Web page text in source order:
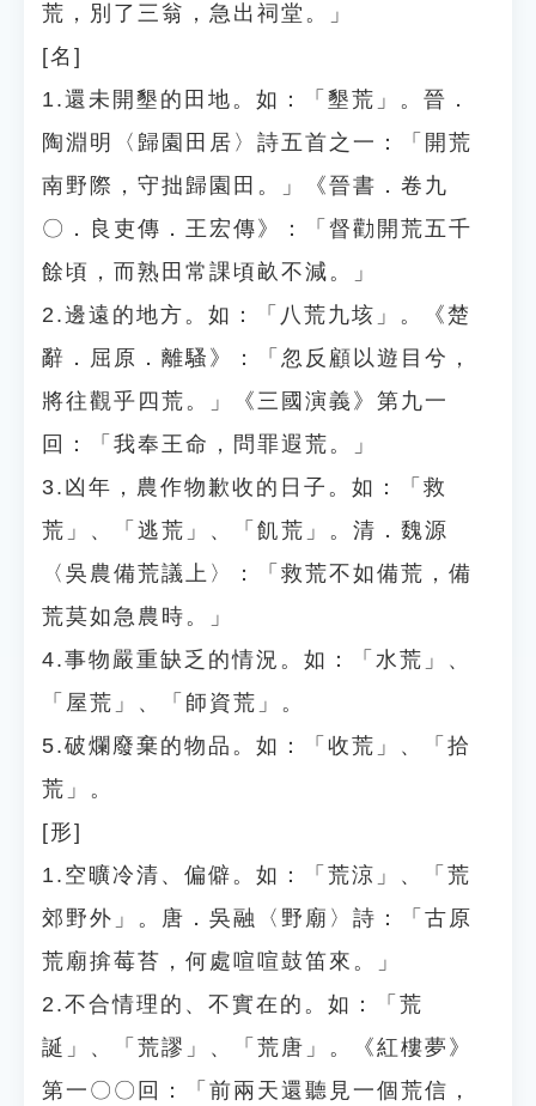
荒，別了三翁，急出祠堂。」
[名]
1.還未開墾的田地。如：「墾荒」。晉．
陶淵明〈歸園田居〉詩五首之一：「開荒
南野際，守拙歸園田。」《晉書．卷九
〇．良吏傳．王宏傳》：「督勸開荒五千
餘頃，而熟田常課頃畝不減。」
2.邊遠的地方。如：「八荒九垓」。《楚
辭．屈原．離騷》：「忽反顧以遊目兮，
將往觀乎四荒。」《三國演義》第九一
回：「我奉王命，問罪遐荒。」
3.凶年，農作物歉收的日子。如：「救
荒」、「逃荒」、「飢荒」。清．魏源
〈吳農備荒議上〉：「救荒不如備荒，備
荒莫如急農時。」
4.事物嚴重缺乏的情況。如：「水荒」、
「屋荒」、「師資荒」。
5.破爛廢棄的物品。如：「收荒」、「拾
荒」。
[形]
1.空曠冷清、偏僻。如：「荒涼」、「荒
郊野外」。唐．吳融〈野廟〉詩：「古原
荒廟揜莓苔，何處喧喧鼓笛來。」
2.不合情理的、不實在的。如：「荒
誕」、「荒謬」、「荒唐」。《紅樓夢》
第一〇〇回：「前兩天還聽見一個荒信，